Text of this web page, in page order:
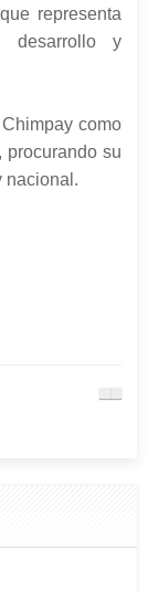
representa
desarrollo y
como
procurando su
nacional.